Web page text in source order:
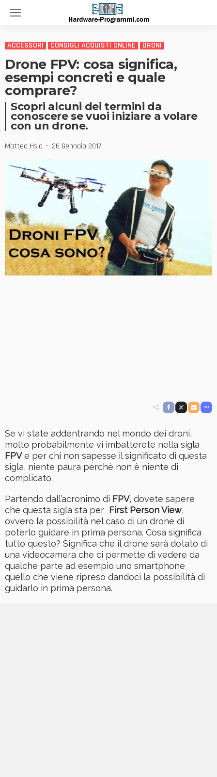
ACCESSORI CONSIGLI ACQUISTI ONLINE DRONI
Drone FPV: cosa significa,
esempi concreti e quale
comprare?
Scopri alcuni dei termini da
conoscere se vuoi iniziare a volare
con un drone.
Matteo Hsia 26 Gennaio 2017
Se vi state addentrando nel mondo dei droni,
molto probabilmente vi imbatterete nella sigla
FPVe per chi non sapesse il significato di questa
sigla, niente paura perchè non è niente di
complicato.
Partendo dall’acronimo di FPV, dovete sapere
che questa sigla sta per First Person View,
ovvero la possibilità nel caso di un drone di
poterlo guidare in prima persona. Cosa significa
tutto questo? Significa che il drone sarà dotato di
una videocamera che ci permette di vedere da
qualche parte ad esempio uno smartphone
quello che viene ripreso dandoci la possibilità di
guidarlo in prima persona.